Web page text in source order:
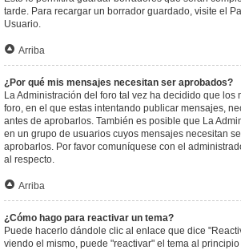
tarde. Para recargar un borrador guardado, visite el
Usuario.
Arriba
¿Por qué mis mensajes necesitan ser aprobados?
La Administración del foro tal vez ha decidido que los
foro, en el que estas intentando publicar mensajes,
antes de aprobarlos. También es posible que La
en un grupo de usuarios cuyos mensajes necesitan
aprobarlos. Por favor comuníquese con el
al respecto.
Arriba
¿Cómo hago para reactivar un tema?
Puede hacerlo dándole clic al enlace que dice
viendo el mismo, puede "reactivar" el tema al